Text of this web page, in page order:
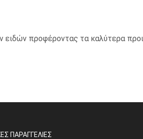
ειδών προφέροντας τα καλύτερα
ΠΑΡΑΓΓΕΛΊΕΣ